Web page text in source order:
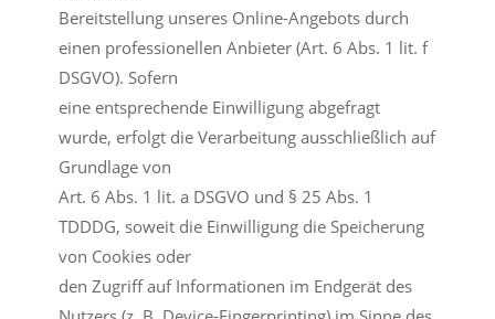
Bereitstellung unseres Online-Angebots durch
einen professionellen Anbieter (Art. 6 Abs. 1 lit. f
DSGVO). Sofern
eine entsprechende Einwilligung abgefragt
wurde, erfolgt die Verarbeitung ausschließlich auf
Grundlage von
Art. 6 Abs. 1 lit. a DSGVO und § 25 Abs. 1
TDDDG, soweit die Einwilligung die Speicherung
von Cookies oder
den Zugriff auf Informationen im Endgerät des